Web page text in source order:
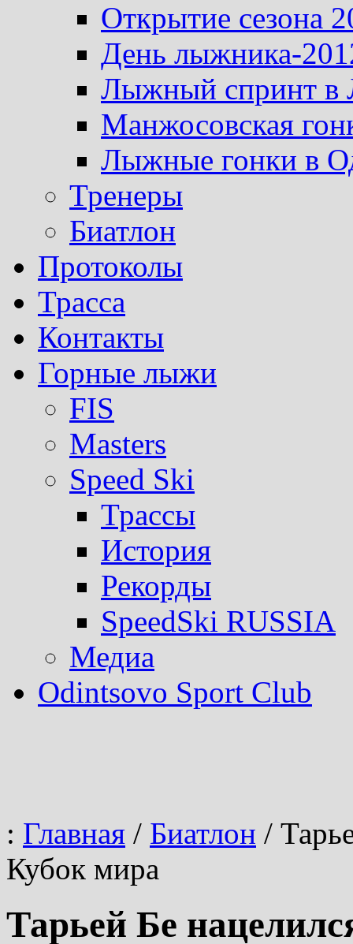
Открытие сезона
День лыжника-
Лыжный спринт в
Манжосовская
Лыжные гонки в
Тренеры
Биатлон
Протоколы
Трасса
Контакты
Горные лыжи
FIS
Masters
Speed Ski
Трассы
История
Рекорды
SpeedSki RUSSIA
Медиа
Odintsovo Sport Club
: Главная / Биатлон /
Кубок мира
Тарьей Бе